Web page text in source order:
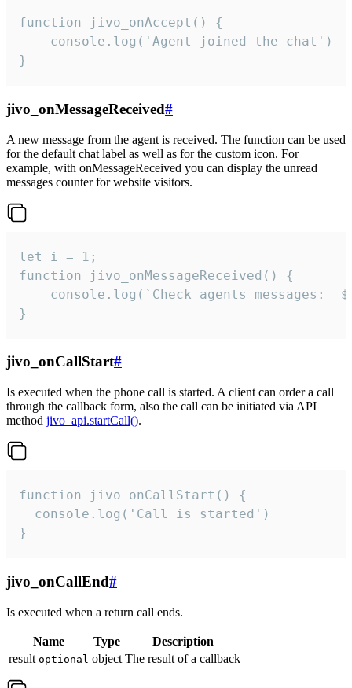
function jivo_onAccept() {
}
jivo_onMessageReceived#
A new message from the agent is received. The function can be used
for the default chat label as well as for the custom icon. For
example, with onMessageReceived you can display the unread
messages counter for website visitors.
let i = 1;
function jivo_onMessageReceived() {
}
jivo_onCallStart#
Is executed when the phone call is started. A client can order a call
through the callback form, also the call can be initiated via API
method jivo_api.startCall().
function jivo_onCallStart() {
  console.log('Call is started')
}
jivo_onCallEnd#
Is executed when a return call ends.
Name Type
Description
result optional object The result of a callback